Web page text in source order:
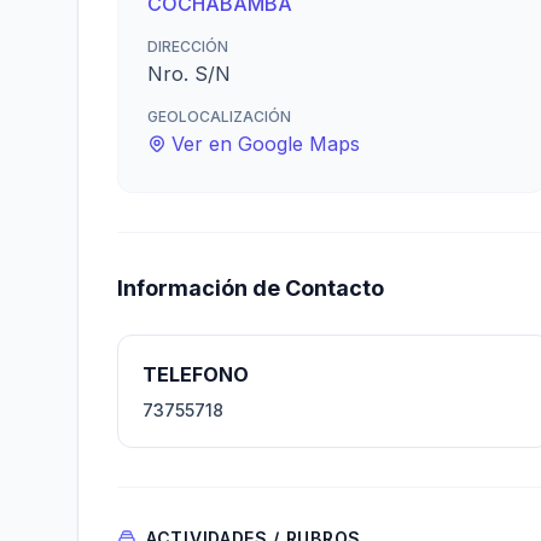
DIRECCIÓN
Nro. S/N
GEOLOCALIZACIÓN
Ver en Google Maps
Información de Contacto
TELEFONO
73755718